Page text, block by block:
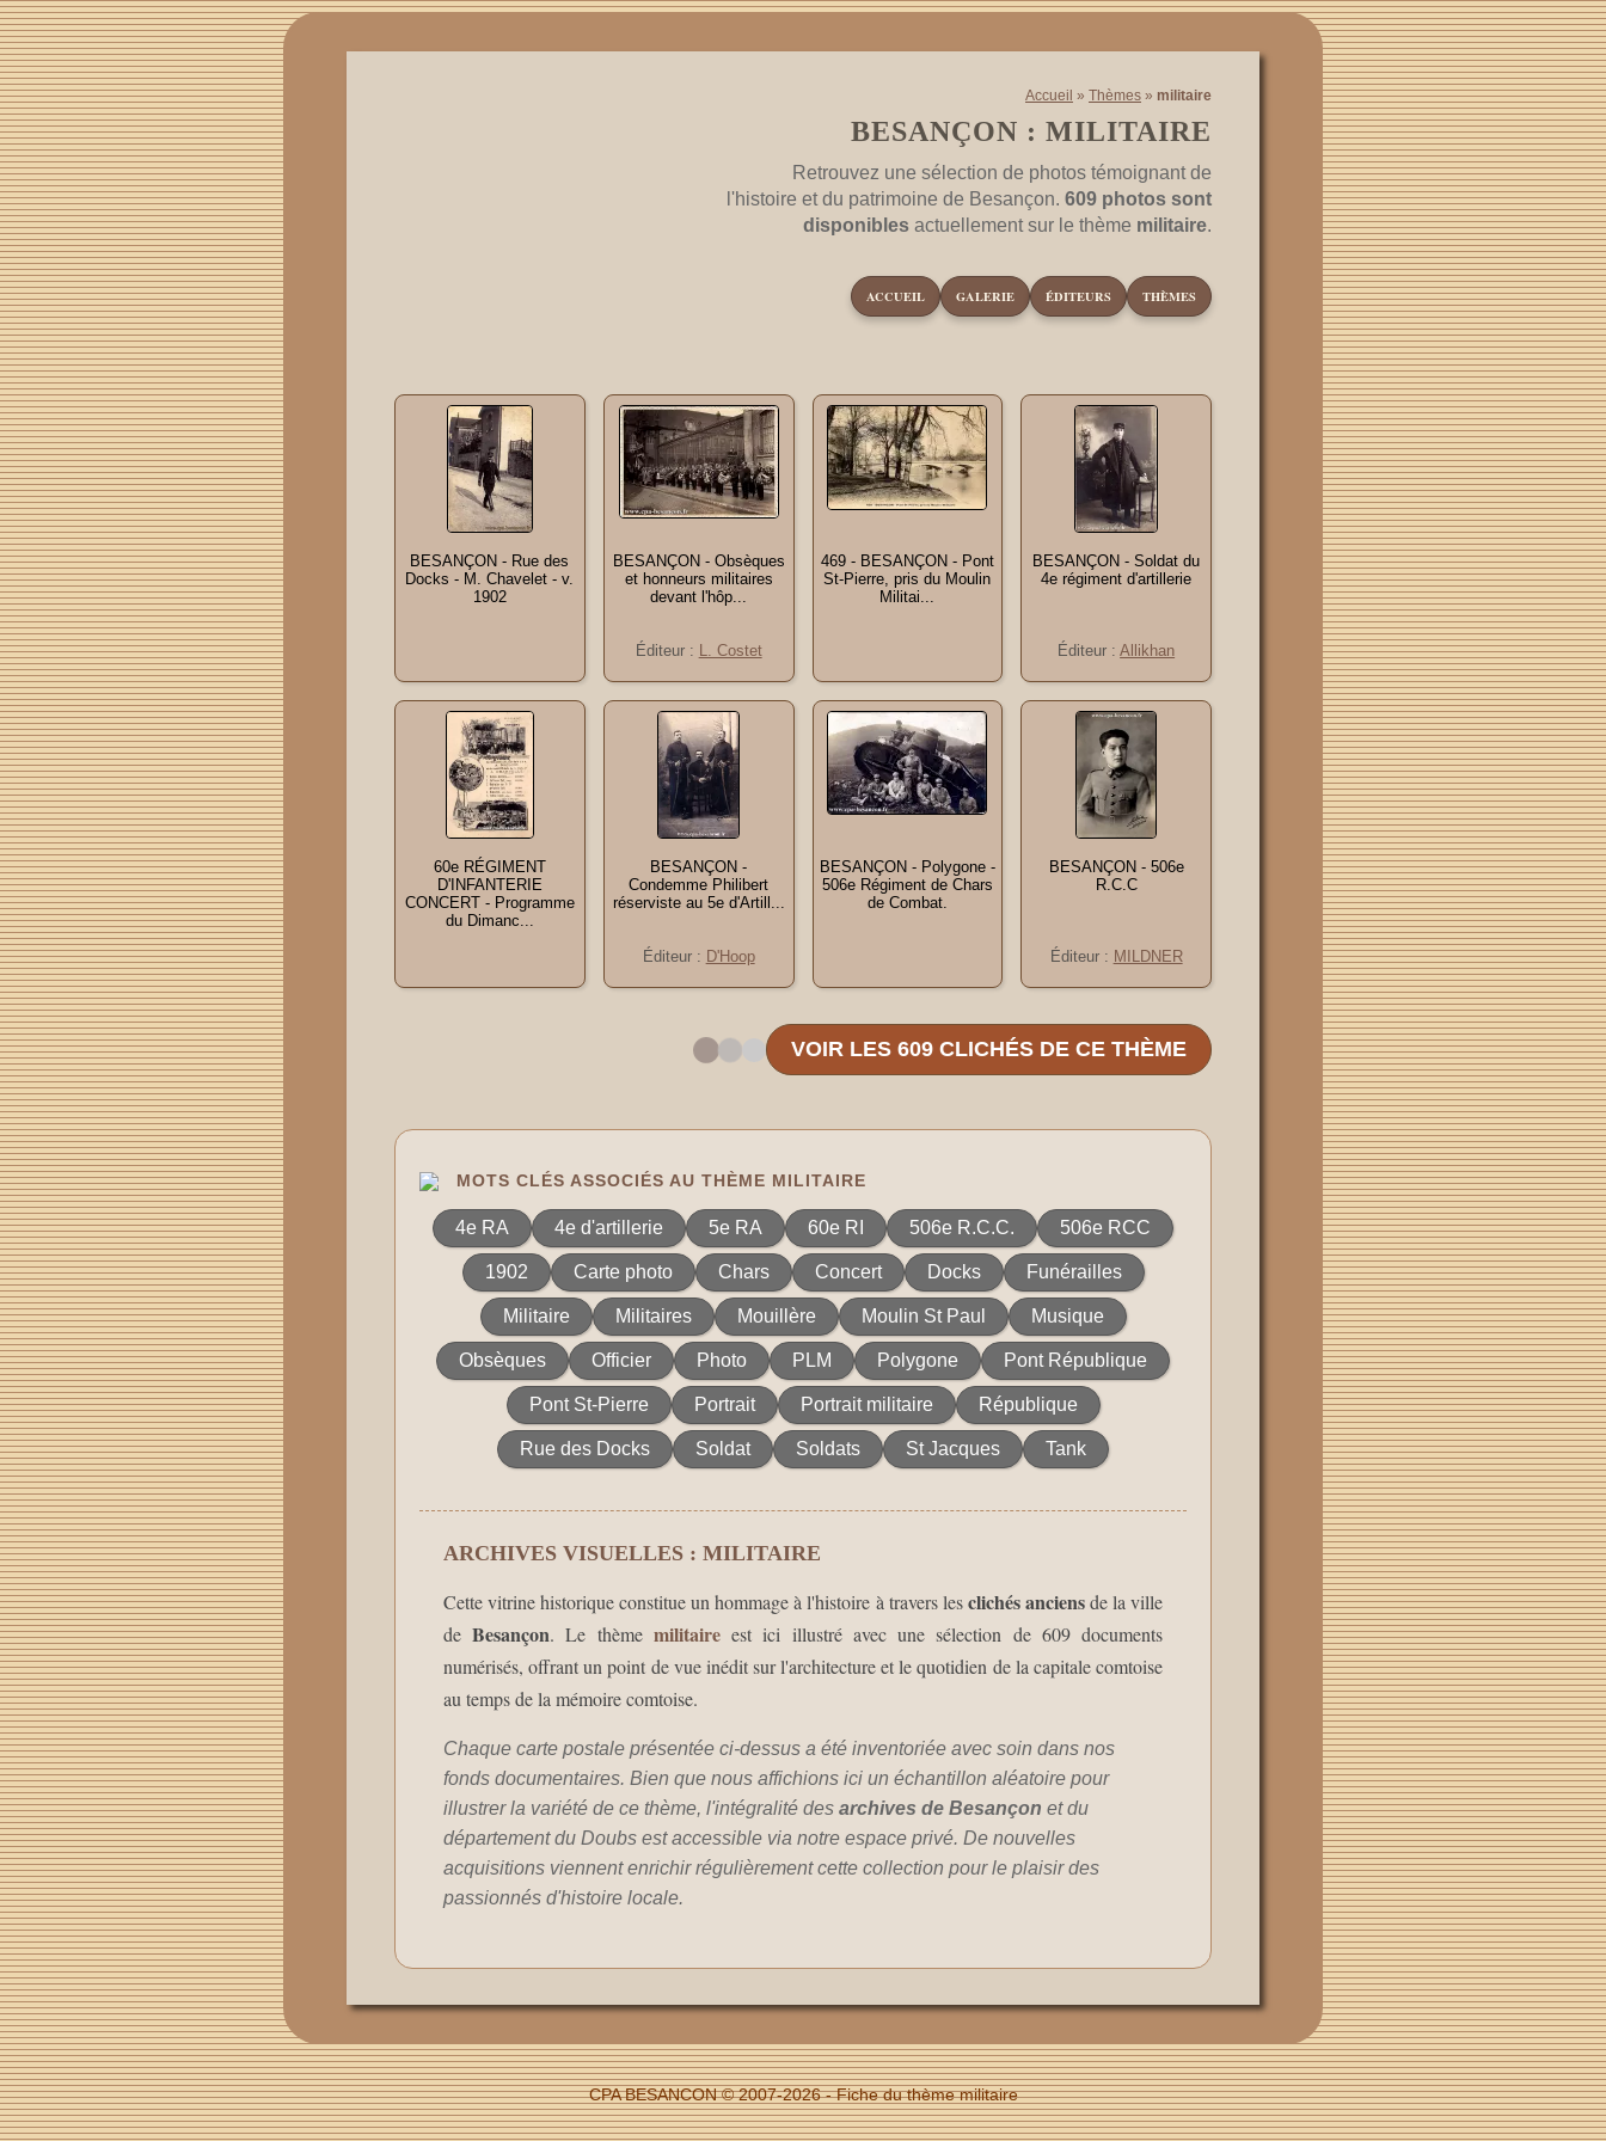
Accueil » Thèmes » militaire
BESANÇON : MILITAIRE
Retrouvez une sélection de photos témoignant de
l'histoire et du patrimoine de Besançon. 609 photos sont
disponibles actuellement sur le thème militaire.
ACCUEIL GALERIE ÉDITEURS THÈMES
BESANÇON - Rue des
Docks - M. Chavelet - v.
1902
BESANÇON - Obsèques
et honneurs militaires
devant l'hôp...
Éditeur : L. Costet
469 - BESANÇON - Pont
St-Pierre, pris du Moulin
Militai...
BESANÇON - Soldat du
4e régiment d'artillerie
Éditeur :Allikhan
60e RÉGIMENT
D'INFANTERIE
CONCERT - Programme
du Dimanc...
BESANÇON -
Condemme Philibert
réserviste au 5e d'Artill...
Éditeur : D'Hoop
BESANÇON - Polygone -
506e Régiment de Chars
de Combat.
BESANÇON - 506e
R.C.C
Éditeur : MILDNER
VOIR LES 609 CLICHÉS DE CE THÈME
MOTS CLÉS ASSOCIÉS AU THÈME MILITAIRE
4e RA 4e d'artillerie 5e RA 60e RI 506e R.C.C. 506e RCC
1902 Carte photo Chars Concert Docks Funérailles
Militaire Militaires Mouillère Moulin St Paul Musique
Obsèques Officier Photo PLM Polygone Pont République
Pont St-Pierre Portrait Portrait militaire République
Rue des Docks Soldat Soldats St Jacques Tank
ARCHIVES VISUELLES : MILITAIRE
Cette vitrine historique constitue un hommage à l'histoire à travers lesclichés anciensde la ville
deBesançon. Le thème militaireest ici illustré avec une sélection de 609 documents
numérisés, offrant un point de vue inédit sur l'architecture et le quotidien de la capitale comtoise
au temps de la mémoire comtoise.
Chaque carte postale présentée ci-dessus a été inventoriée avec soin dans nos
fonds documentaires. Bien que nous affichions ici un échantillon aléatoire pour
illustrer la variété de ce thème, l'intégralité des archives de Besançon et du
département du Doubs est accessible via notre espace privé. De nouvelles
acquisitions viennent enrichir régulièrement cette collection pour le plaisir des
passionnés d'histoire locale.
CPA BESANCON © 2007-2026 - Fiche du thème militaire